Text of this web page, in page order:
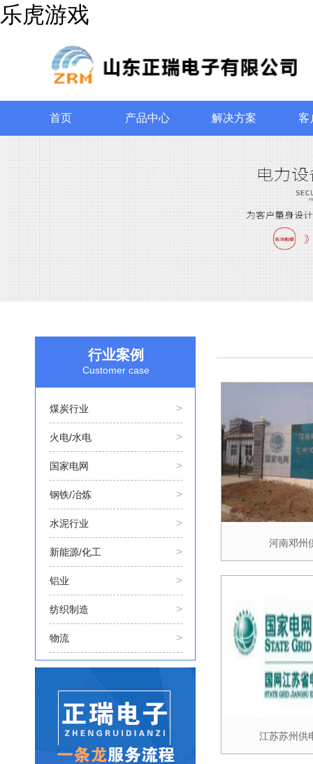
乐虎游戏
首页 产品中心 解决方案 客
行业案例
Customer case
煤炭行业 >
火电/水电 >
国家电网 >
钢铁/冶炼 >
水泥行业 >
新能源/化工 >
铝业 >
纺织制造 >
物流 >
河南邓州
江苏苏州供